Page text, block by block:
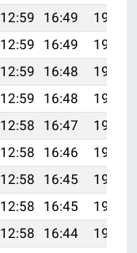
12:59 16:49
19:59
12:59 16:49
19:57
12:59 16:48
19:56
12:59 16:48
19:54
12:58 16:47
19:53
12:58 16:46
19:52
12:58 16:45
19:50
12:58 16:45
19:49
12:58 16:44
19:47